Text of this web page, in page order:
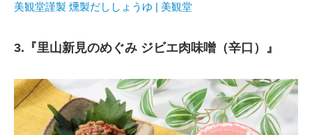
美観堂謹製 燻製だししょうゆ | 美観堂
3.『里山新見のめぐみ ジビエ肉味噌（辛口）』